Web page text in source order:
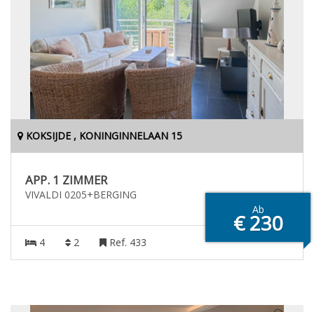
KOKSIJDE , KONINGINNELAAN 15
APP. 1 ZIMMER
VIVALDI 0205+BERGING
Ab
€ 230
4 2 Ref. 433